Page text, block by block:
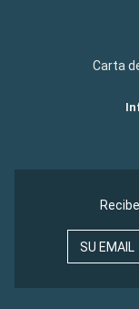
Carta
SU EMAIL